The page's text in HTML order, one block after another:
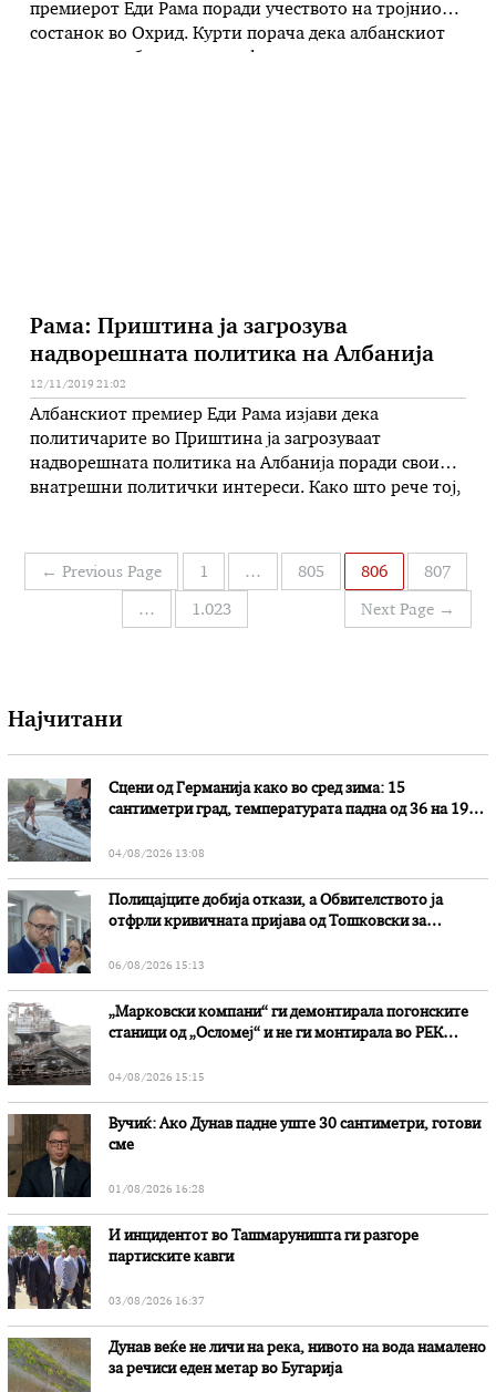
премиерот Еди Рама поради учеството на тројниот
состанок во Охрид. Курти порача дека албанскиот
Рама: Приштина ја загрозува
надворешната политика на Албанија
12/11/2019 21:02
Албанскиот премиер Еди Рама изјави дека
политичарите во Приштина ја загрозуваат
надворешната политика на Албанија поради свои
внатрешни политички интереси. Како што рече тој,
балкански „мини-Шенген“. Рама за албанската
телевизија „Топ Ченел“ изјави дека долго му
објаснувал на Албин Курти, лидерот на
Навигација
← Previous Page 1 … 805 806 807
… 1.023 Next Page →
Најчитани
Сцени од Германија како во сред зима: 15
сантиметри град, температурата падна од 36 на 19
04/08/2026 13:08
Полицајците добија откази, а Обвителството ја
отфрли кривичната пријава од Тошковски за
06/08/2026 15:13
„Марковски компани“ ги демонтирала погонските
станици од „Осломеј“ и не ги монтирала во РЕК
04/08/2026 15:15
Вучиќ: Ако Дунав падне уште 30 сантиметри, готови
сме
01/08/2026 16:28
И инцидентот во Ташмаруништa ги разгоре
партиските кавги
03/08/2026 16:37
Дунав веќе не личи на река, нивото на вода намалено
за речиси еден метар во Бугарија